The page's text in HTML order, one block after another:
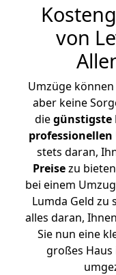
von
Umzüge
aber keine
diegünstigste
professionellen
stets daran,
Preisezu
bei einem
Lumda Geld zu
alles daran,
Sie nun eine
großes Haus